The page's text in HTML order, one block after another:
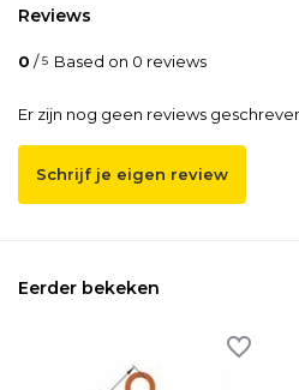
Reviews
0 /5 Based on 0 reviews
Er zijn nog geen reviews
Schrijf je eigen review
Eerder bekeken